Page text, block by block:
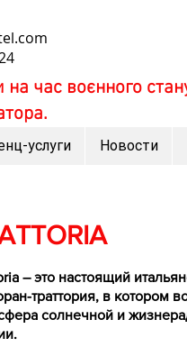
час воєнного
услуги Новости
– это настоящий
траттория, в котором
солнечной и